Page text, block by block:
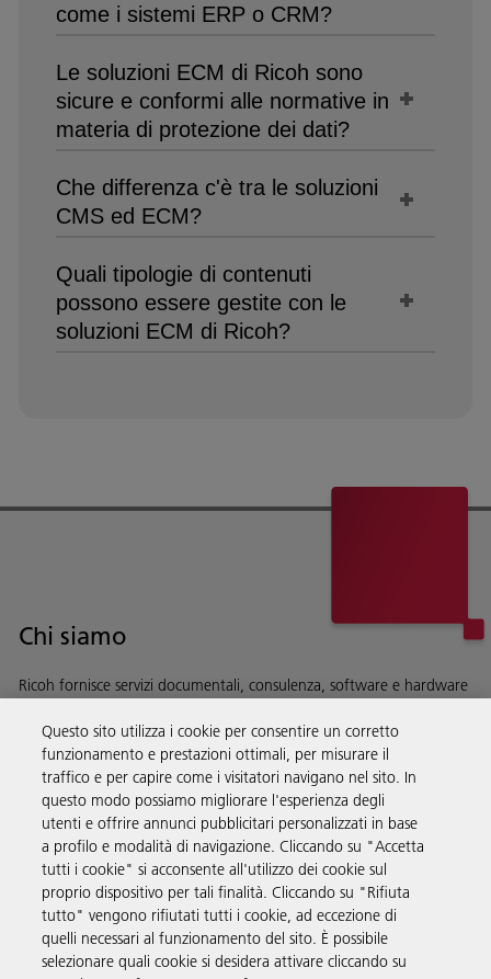
come i sistemi ERP o CRM?
Le soluzioni ECM di Ricoh sono
sicure e conformi alle normative in
materia di protezione dei dati?
Che differenza c'è tra le soluzioni
CMS ed ECM?
Quali tipologie di contenuti
possono essere gestite con le
soluzioni ECM di Ricoh?
Chi siamo
Ricoh fornisce servizi documentali, consulenza, software e hardware
Scopri di più su chi siamo e sulla nostra storia
Soluzioni
Prodotti e servizi
Questo sito utilizza i cookie per consentire un corretto
funzionamento e prestazioni ottimali, per misurare il
traffico e per capire come i visitatori navigano nel sito. In
questo modo possiamo migliorare l'esperienza degli
utenti e offrire annunci pubblicitari personalizzati in base
a profilo e modalità di navigazione. Cliccando su "Accetta
tutti i cookie" si acconsente all'utilizzo dei cookie sul
proprio dispositivo per tali finalità. Cliccando su "Rifiuta
tutto" vengono rifiutati tutti i cookie, ad eccezione di
quelli necessari al funzionamento del sito. È possibile
selezionare quali cookie si desidera attivare cliccando su